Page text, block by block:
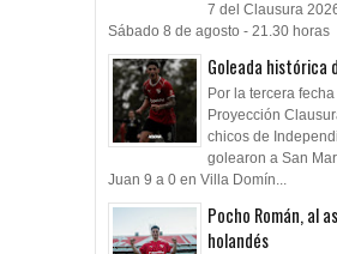
7 del Clausura
Sábado 8 de agosto - 21.30 horas
Goleada histórica
Por la tercera
Proyección
chicos de
golearon a San
Juan 9 a 0 en Villa Domín...
Pocho Román, al
holandés